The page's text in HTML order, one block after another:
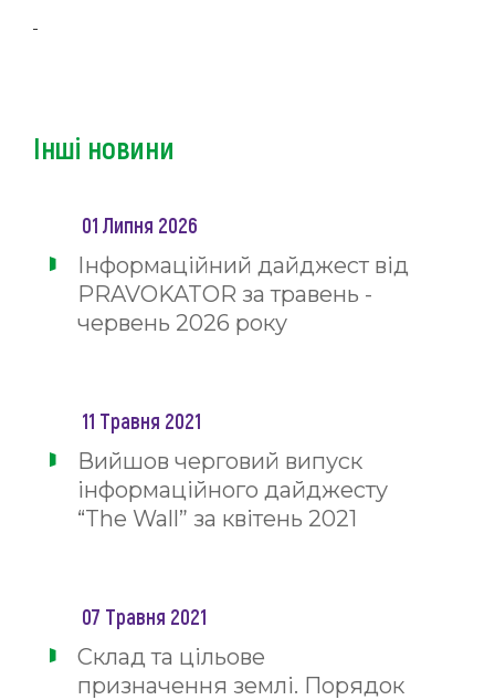
Інші новини
01 Липня 2026
Інформаційний дайджест від
PRAVOKATOR за травень -
червень 2026 року
11 Травня 2021
Вийшов черговий випуск
інформаційного дайджесту
“The Wall” за квітень 2021
07 Травня 2021
Склад та цільове
призначення землі. Порядок